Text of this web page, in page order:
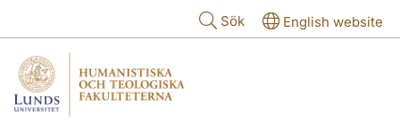
Sök English website